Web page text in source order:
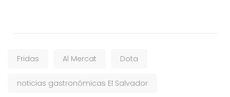
Fridas Al Mercat Dota
noticias gastronómicas El Salvador